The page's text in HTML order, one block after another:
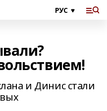
и Динис стали